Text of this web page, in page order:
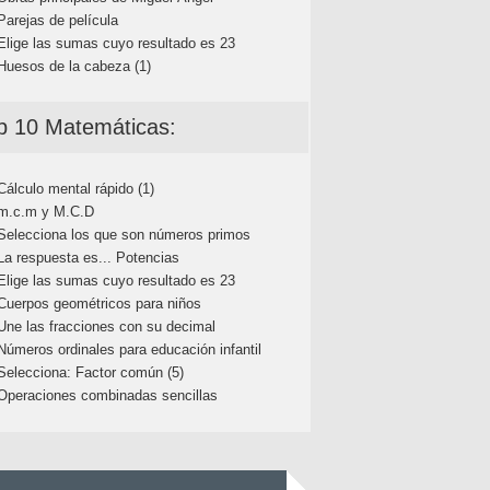
de película
las sumas cuyo resultado es 23
de la cabeza (1)
10 Matemáticas:
mental rápido (1)
y M.C.D
los que son números primos
respuesta es... Potencias
las sumas cuyo resultado es 23
geométricos para niños
las fracciones con su decimal
ordinales para educación infantil
Factor común (5)
combinadas sencillas